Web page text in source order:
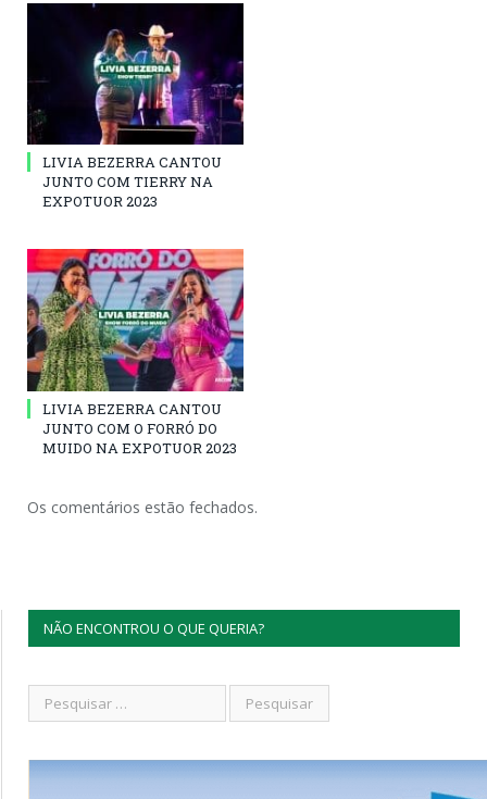
LIVIA BEZERRA CANTOU
JUNTO COM TIERRY NA
EXPOTUOR 2023
LIVIA BEZERRA CANTOU
JUNTO COM O FORRÓ DO
MUIDO NA EXPOTUOR 2023
Os comentários estão fechados.
NÃO ENCONTROU O QUE QUERIA?